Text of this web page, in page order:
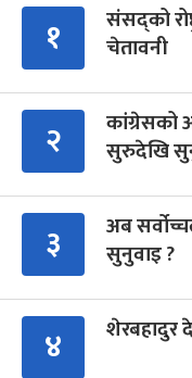
१
संसद्को
चेतावनी
२
कांग्रेसको
सुरुदेखि
३
अब
सुनुवाइ ?
४ शेरबहादुर